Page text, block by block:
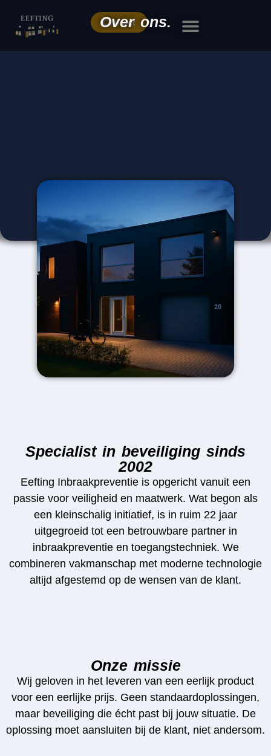
Contact
Over ons.
Specialist in beveiliging sinds
2002
Eefting Inbraakpreventie is opgericht vanuit een
passie voor veiligheid en maatwerk. Wat begon als
een kleinschalig initiatief, is in ruim 22 jaar
uitgegroeid tot een betrouwbare partner in
inbraakpreventie en toegangstechniek. We
combineren vakmanschap met moderne technologie
altijd afgestemd op de wensen van de klant.
Onze missie
Wij geloven in het leveren van een eerlijk product
voor een eerlijke prijs. Geen standaardoplossingen,
maar beveiliging die écht past bij jouw situatie. De
oplossing moet aansluiten bij de klant, niet andersom.